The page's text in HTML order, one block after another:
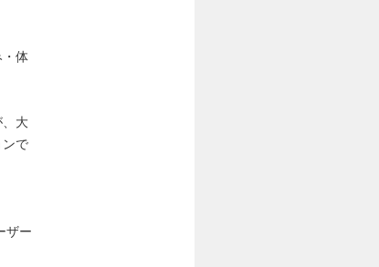
・体
、大
ンで
ザー